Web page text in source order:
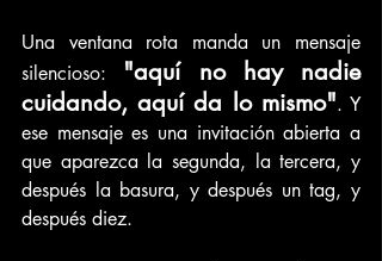
Una ventana rota manda un mensaje
silencioso: "aquí no hay nadie
cuidando, aquí da lo mismo". Y
ese mensaje es una invitación abierta a
que aparezca la segunda, la tercera, y
después la basura, y después un tag, y
después diez.